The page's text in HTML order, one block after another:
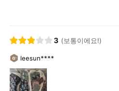
3 (보통이에요!)
leesun****